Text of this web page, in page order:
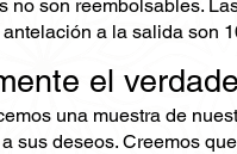
no son reembolsables.
a la salida son
el
una muestra de
sus deseos. Creemos